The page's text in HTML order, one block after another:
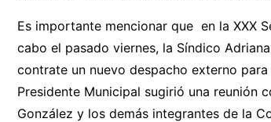
Es importante mencionar que en la XXX
cabo el pasado viernes, la Síndico
contrate un nuevo despacho externo
Presidente Municipal sugirió una reunión
González y los demás integrantes de la